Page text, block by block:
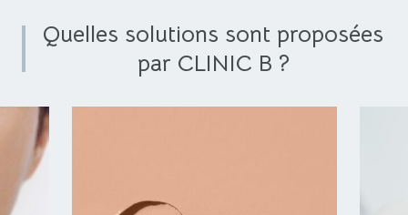
Quelles solutions sont proposées
par CLINIC B ?